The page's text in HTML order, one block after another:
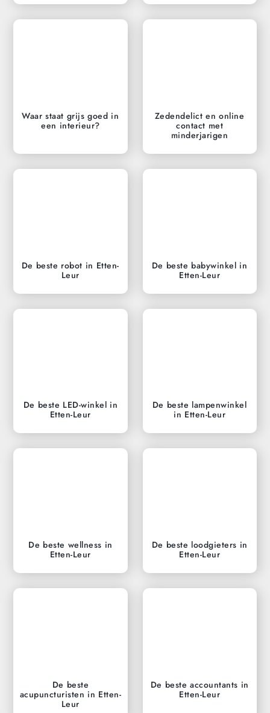
Waar staat grijs goed in
een interieur?
Zedendelict en online
contact met
minderjarigen
De beste robot in Etten-
Leur
De beste babywinkel in
Etten-Leur
De beste LED-winkel in
Etten-Leur
De beste lampenwinkel
in Etten-Leur
De beste wellness in
Etten-Leur
De beste loodgieters in
Etten-Leur
De beste
acupuncturisten in Etten-
Leur
De beste accountants in
Etten-Leur